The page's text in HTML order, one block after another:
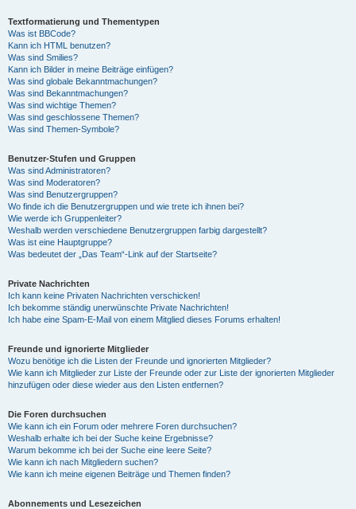
Textformatierung und Thementypen
Was ist BBCode?
Kann ich HTML benutzen?
Was sind Smilies?
Kann ich Bilder in meine Beiträge einfügen?
Was sind globale Bekanntmachungen?
Was sind Bekanntmachungen?
Was sind wichtige Themen?
Was sind geschlossene Themen?
Was sind Themen-Symbole?
Benutzer-Stufen und Gruppen
Was sind Administratoren?
Was sind Moderatoren?
Was sind Benutzergruppen?
Wo finde ich die Benutzergruppen und wie trete ich ihnen bei?
Wie werde ich Gruppenleiter?
Weshalb werden verschiedene Benutzergruppen farbig dargestellt?
Was ist eine Hauptgruppe?
Was bedeutet der „Das Team“-Link auf der Startseite?
Private Nachrichten
Ich kann keine Privaten Nachrichten verschicken!
Ich bekomme ständig unerwünschte Private Nachrichten!
Ich habe eine Spam-E-Mail von einem Mitglied dieses Forums erhalten!
Freunde und ignorierte Mitglieder
Wozu benötige ich die Listen der Freunde und ignorierten Mitglieder?
Wie kann ich Mitglieder zur Liste der Freunde oder zur Liste der ignorierten Mitglieder
hinzufügen oder diese wieder aus den Listen entfernen?
Die Foren durchsuchen
Wie kann ich ein Forum oder mehrere Foren durchsuchen?
Weshalb erhalte ich bei der Suche keine Ergebnisse?
Warum bekomme ich bei der Suche eine leere Seite?
Wie kann ich nach Mitgliedern suchen?
Wie kann ich meine eigenen Beiträge und Themen finden?
Abonnements und Lesezeichen